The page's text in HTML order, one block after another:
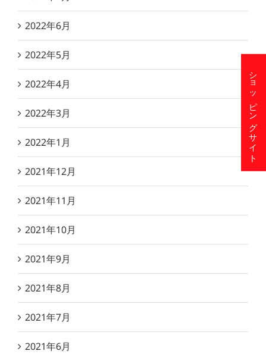
2022年6月
2022年5月
2022年4月
2022年3月
2022年1月
2021年12月
2021年11月
2021年10月
2021年9月
2021年8月
2021年7月
2021年6月
ショッピングサイト